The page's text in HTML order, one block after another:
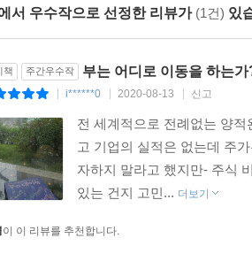
아를 그린 시나리오였다면 세 번째는
시나리오인데 여기서는 바로 미중 무역
적 성장을 불러오고 이는 달러 약세와 금
떤 시나리오가 우리 앞에 펼쳐지게 될까?
오를 지켜주리라는 점에는 변함이 없을
사태 이후 우리는 더 이상 과거의 삶으로
경이 완전히 변한 만큼 이에 대응할 수 있
구하는 데 바로 이 책이 통찰력 있는 안
서 우수작으로 선정한 리뷰가 (1건) 있
책 주간우수작 부는 어디로 이동을 하는가
i******0 2020-08-13 신고
전 세계적으로 전례없는 양
고 기업의 실적은 없는데 주
자하지 말라고 했지만- 주식
있는 건지 고민... 더보기
이 이 리뷰를 추천합니다.